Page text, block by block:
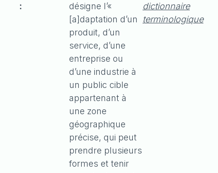
:
désigne l’«
[a]daptation d’un
produit, d’un
service, d’une
entreprise ou
d’une industrie à
un public cible
appartenant à
une zone
géographique
précise, qui peut
prendre plusieurs
formes et tenir
dictionnaire
terminologique